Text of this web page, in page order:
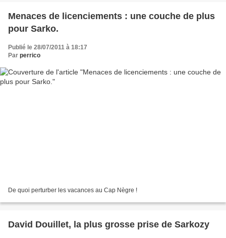
Menaces de licenciements : une couche de plus
pour Sarko.
Publié le 28/07/2011 à 18:17
Par perrico
De quoi perturber les vacances au Cap Nègre !
David Douillet, la plus grosse prise de Sarkozy